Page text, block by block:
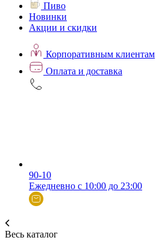
Пиво
Новинки
Акции и скидки
Корпоративным клиентам
Оплата и доставка
90-10
Ежедневно с 10:00 до 23:00
Весь каталог